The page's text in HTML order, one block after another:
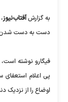
به گزارشآفتاب‌نیوز
دست به دست شدن
فیگارو نوشته
پی اعلام
اوضاع را از نزدیک